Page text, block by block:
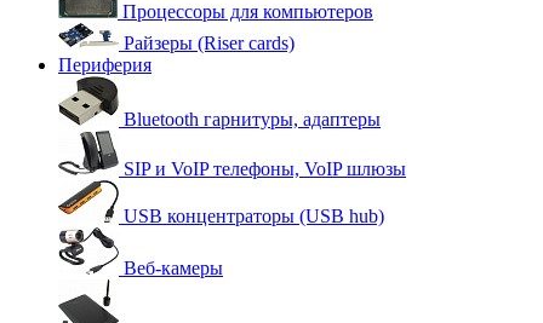
Процессоры для компьютеров
Райзеры (Riser cards)
Периферия
Bluetooth гарнитуры, адаптеры
SIP и VoIP телефоны, VoIP шлюзы
USB концентраторы (USB hub)
Веб-камеры